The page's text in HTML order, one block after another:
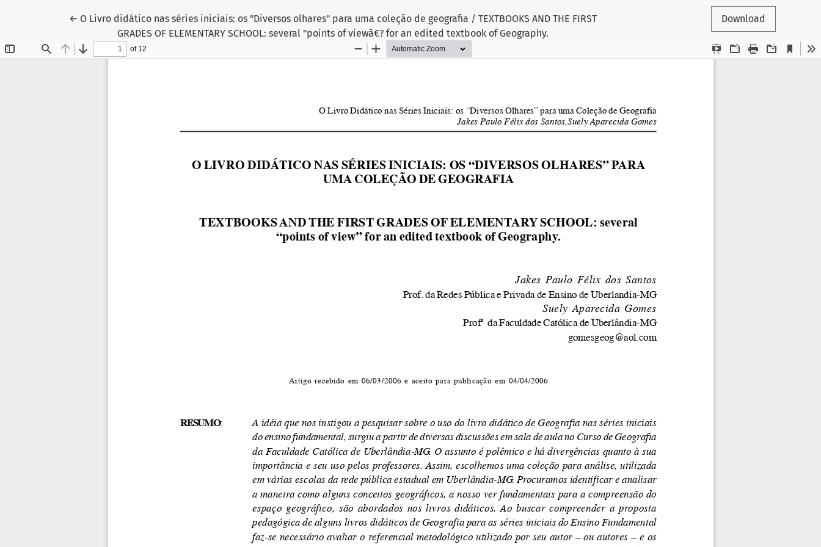
← Return to Article Details
O Livro didático nas séries iniciais: os "Diversos olhares" para uma coleção de geografia / TEXTBOOKS AND THE FIRST
GRADES OF ELEMENTARY SCHOOL: several "points of viewâ€? for an edited textbook of Geography.
Download